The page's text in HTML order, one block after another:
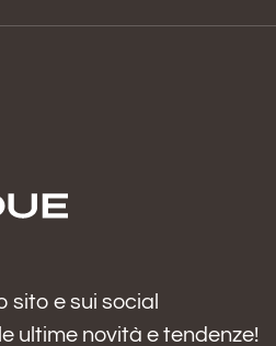
sito e sui social
ultime novità e tendenze!